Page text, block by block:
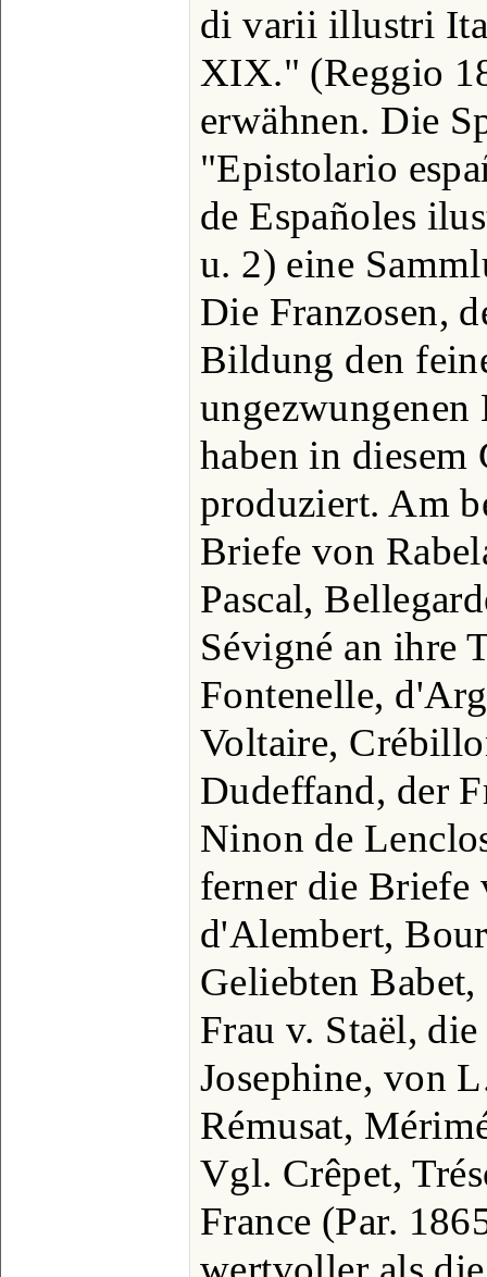
di varii illustri
XIX." (Reggio
erwähnen. Die
"Epistolario
de Españoles
u. 2) eine
Die Franzosen,
Bildung den
haben in diesem
produziert. Am
Briefe von
Pascal,
Sévigné an ihre
Fontenelle,
Voltaire,
Dudeffand, der
Ninon de
ferner die Briefe
d'Alembert,
Geliebten
Frau v. Staël,
Josephine, von
Rémusat,
Vgl. Crêpet,
France (Par.